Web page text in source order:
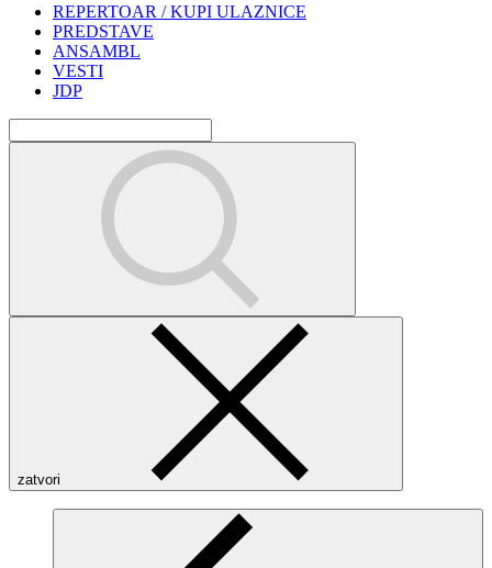
REPERTOAR / KUPI ULAZNICE
PREDSTAVE
ANSAMBL
VESTI
JDP
zatvori